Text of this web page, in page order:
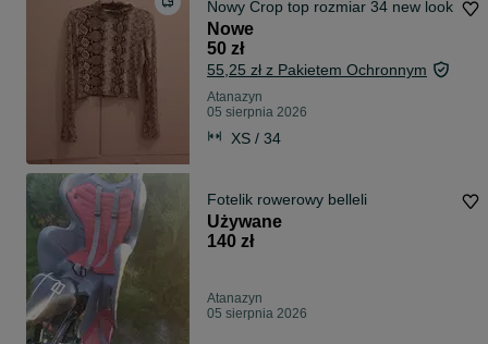
Nowy Crop top rozmiar 34 new look
Nowe
50 zł
55,25 zł z Pakietem Ochronnym
Atanazyn
05 sierpnia 2026
XS / 34
Fotelik rowerowy belleli
Używane
140 zł
Atanazyn
05 sierpnia 2026